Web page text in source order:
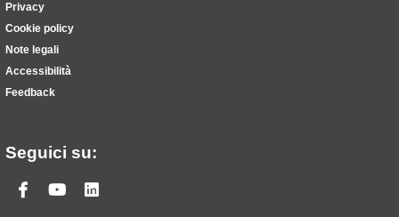
Privacy
Cookie policy
Note legali
Accessibilità
Feedback
Seguici su:
Facebook
Youtube